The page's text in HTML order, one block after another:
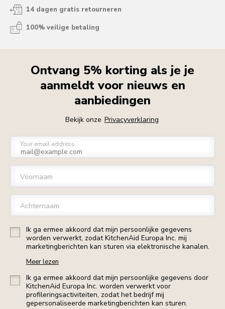
14 dagen gratis retourneren
100% veilige betaling
Ontvang 5% korting als je je
aanmeldt voor nieuws en
aanbiedingen
Bekijk onze Privacyverklaring
Your email address
Voornaam
Achternaam
Ik ga ermee akkoord dat mijn persoonlijke gegevens
worden verwerkt, zodat KitchenAid Europa Inc. mij
marketingberichten kan sturen via elektronische kanalen.
Meer lezen
Ik ga ermee akkoord dat mijn persoonlijke gegevens door
KitchenAid Europa Inc. worden verwerkt voor
profileringsactiviteiten, zodat het bedrijf mij
gepersonaliseerde marketingberichten kan sturen.